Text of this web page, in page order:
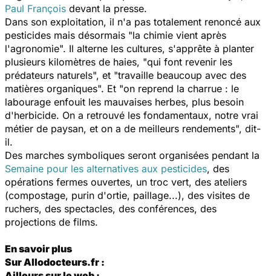
Paul François devant la presse.
Dans son exploitation, il n'a pas totalement renoncé aux
pesticides mais désormais "la chimie vient après
l'agronomie". Il alterne les cultures, s'apprête à planter
plusieurs kilomètres de haies, "qui font revenir les
prédateurs naturels", et "travaille beaucoup avec des
matières organiques". Et "on reprend la charrue : le
labourage enfouit les mauvaises herbes, plus besoin
d'herbicide. On a retrouvé les fondamentaux, notre vrai
métier de paysan, et on a de meilleurs rendements", dit-
il.
Des marches symboliques seront organisées pendant la
Semaine pour les alternatives aux pesticides, des
opérations fermes ouvertes, un troc vert, des ateliers
(compostage, purin d'ortie, paillage...), des visites de
ruchers, des spectacles, des conférences, des
projections de films.
En savoir plus
Sur Allodocteurs.fr :